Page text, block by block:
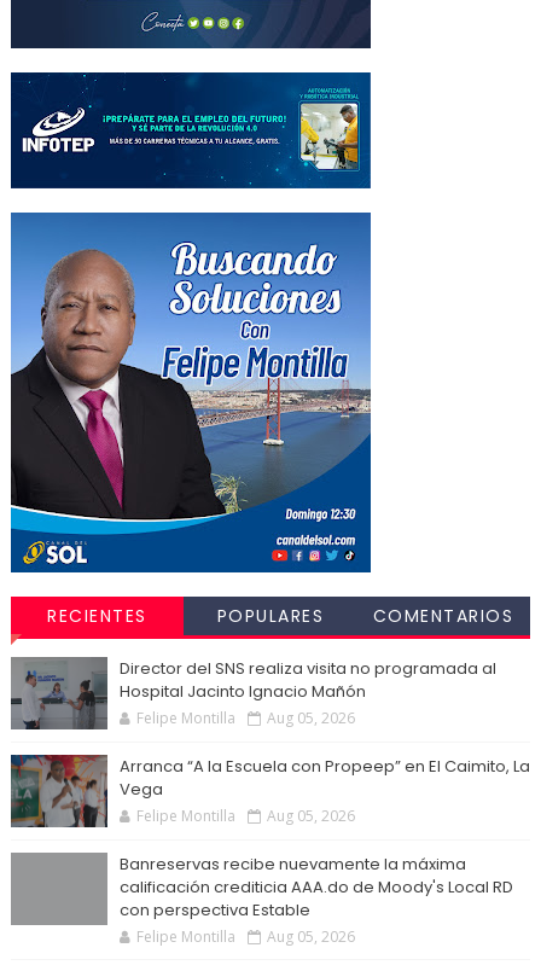
RECIENTES POPULARES COMENTARIOS
Director del SNS realiza visita no programada al
Hospital Jacinto Ignacio Mañón
Felipe Montilla Aug 05, 2026
Arranca “A la Escuela con Propeep” en El Caimito, La
Vega
Felipe Montilla Aug 05, 2026
Banreservas recibe nuevamente la máxima
calificación crediticia AAA.do de Moody's Local RD
con perspectiva Estable
Felipe Montilla Aug 05, 2026